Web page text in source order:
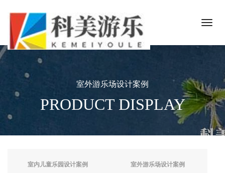
室外游乐场设计案例
PRODUCT DISPLAY
室内儿童乐园设计案例 室外游乐场设计案例